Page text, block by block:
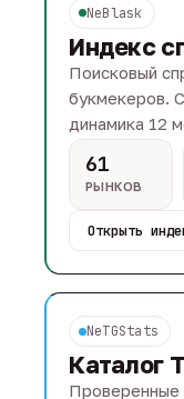
NeBlask
Индекс
Поисковый
букмекеров.
динамика 12
61
РЫНКОВ
Открыть
NeTGStats
Каталог
Проверенные